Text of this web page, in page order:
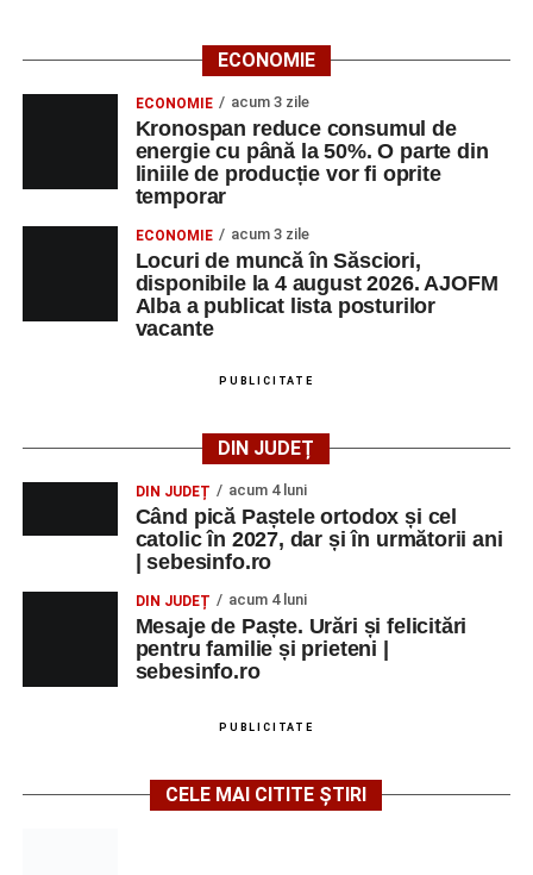
ECONOMIE
ECONOMIE acum 3 zile
Kronospan reduce consumul de
energie cu până la 50%. O parte din
liniile de producție vor fi oprite
temporar
ECONOMIE acum 3 zile
Locuri de muncă în Săsciori,
disponibile la 4 august 2026. AJOFM
Alba a publicat lista posturilor
vacante
PUBLICITATE
DIN JUDEȚ
DIN JUDEȚ acum 4 luni
Când pică Paștele ortodox și cel
catolic în 2027, dar și în următorii ani
| sebesinfo.ro
DIN JUDEȚ acum 4 luni
Mesaje de Paște. Urări și felicitări
pentru familie și prieteni |
sebesinfo.ro
PUBLICITATE
CELE MAI CITITE ȘTIRI